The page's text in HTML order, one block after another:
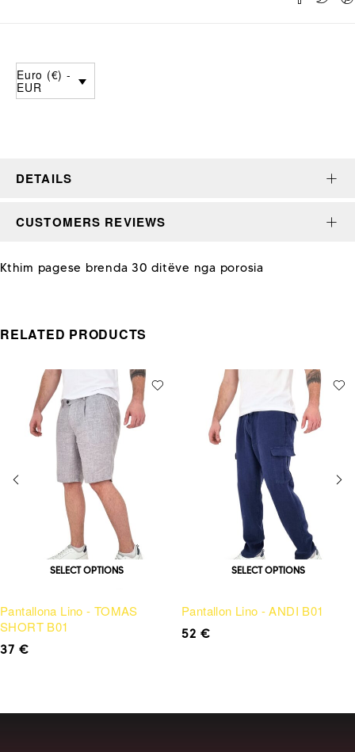
Euro (€) -
EUR
DETAILS
CUSTOMERS REVIEWS
Kthim pagese brenda 30 ditëve nga porosia
RELATED PRODUCTS
SELECT OPTIONS
Pantallona Lino - TOMAS
SHORT B01
37€
SELECT OPTIONS
Pantallon Lino - ANDI B01
52€